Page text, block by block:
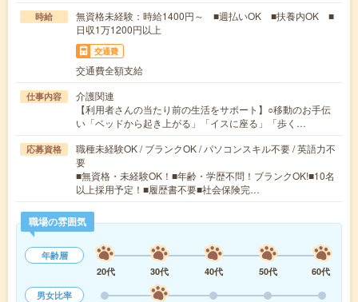
時給
無資格未経験：時給1400円～ ■週払いOK ■扶養内OK ■
日収1万1200円以上
交通費
交通費全額支給
仕事内容
介護関連
【利用者さんの当たり前の生活をサポート】○移動のお手伝
い「ベッドから起き上がる」「イスに座る」「歩く…
応募資格
職種未経験OK / ブランクOK / パソコンスキル不要 / 英語力不
要
■無資格・未経験OK！■年齢・学歴不問！ブランクOK!■10名
以上採用予定！■履歴書不要■社会保険完…
職場の雰囲気
年齢層
20代
30代 40代 50代
60代
男女比率